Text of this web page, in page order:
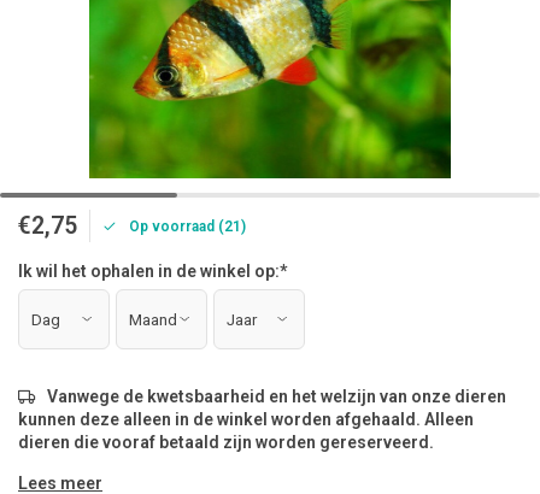
€2,75 Op voorraad (21)
Ik wil het ophalen in de winkel op:*
Vanwege de kwetsbaarheid en het welzijn van onze dieren
kunnen deze alleen in de winkel worden afgehaald. Alleen
dieren die vooraf betaald zijn worden gereserveerd.
Lees meer